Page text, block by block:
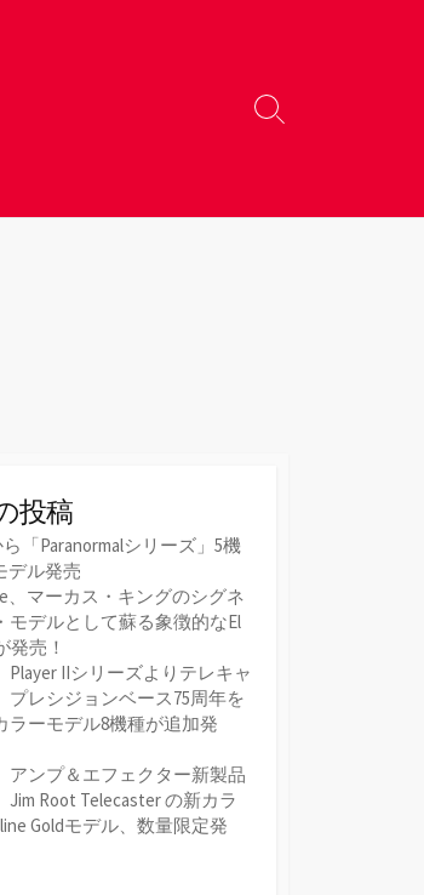
検
替
投稿
「Paranormalシリーズ」5機
デル発売
、マーカス・キングのシグネ
モデルとして蘇る象徴的なEl
発売！
Player IIシリーズよりテレキャ
プレシジョンベース75周年を
ラーモデル8機種が追加発
アンプ＆エフェクター新製品
Jim Root Telecaster の新カラ
Goldモデル、数量限定発